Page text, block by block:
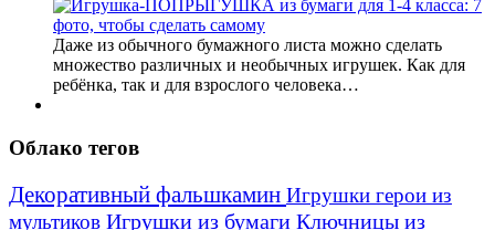
Даже из обычного бумажного листа можно сделать
множество различных и необычных игрушек. Как для
ребёнка, так и для взрослого человека…
Облако тегов
Декоративный фальшкамин Игрушки герои из
мультиков Игрушки из бумаги Ключницы из